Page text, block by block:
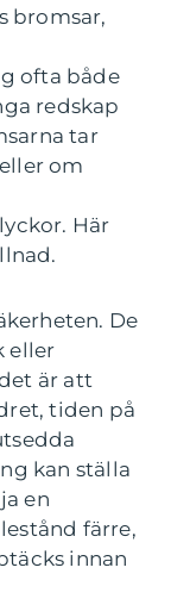
bromsar,
ofta både
redskap
tar
om
Här
De
eller
är att
tiden på
kan ställa
en
färre,
innan